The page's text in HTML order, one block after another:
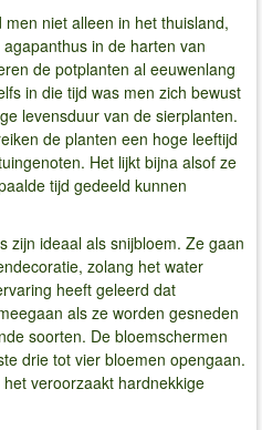
niet alleen in het thuisland,
in de harten van
de potplanten al eeuwenlang
in die tijd was men zich bewust
levensduur van de sierplanten.
de planten een hoge leeftijd
Het lijkt bijna alsof ze
tijd gedeeld kunnen
zijn ideaal als snijbloem. Ze gaan
zolang het water
heeft geleerd dat
als ze worden gesneden
soorten. De bloemschermen
drie tot vier bloemen opengaan.
veroorzaakt hardnekkige